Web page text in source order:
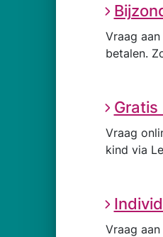
Vraag
betalen.
Vraag
kind via
Vraag